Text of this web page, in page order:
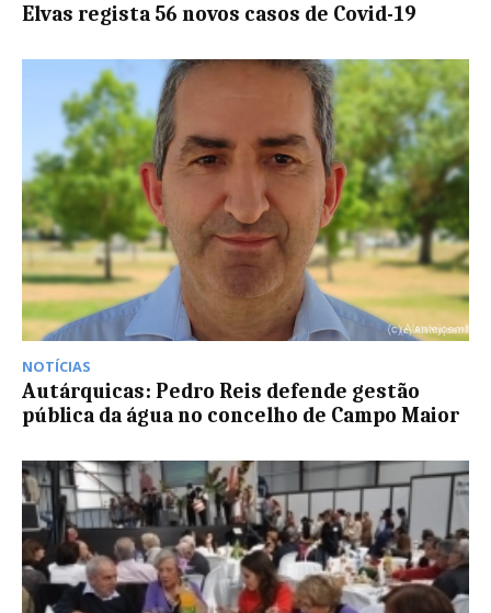
Elvas regista 56 novos casos de Covid-19
NOTÍCIAS
Autárquicas: Pedro Reis defende gestão
pública da água no concelho de Campo Maior